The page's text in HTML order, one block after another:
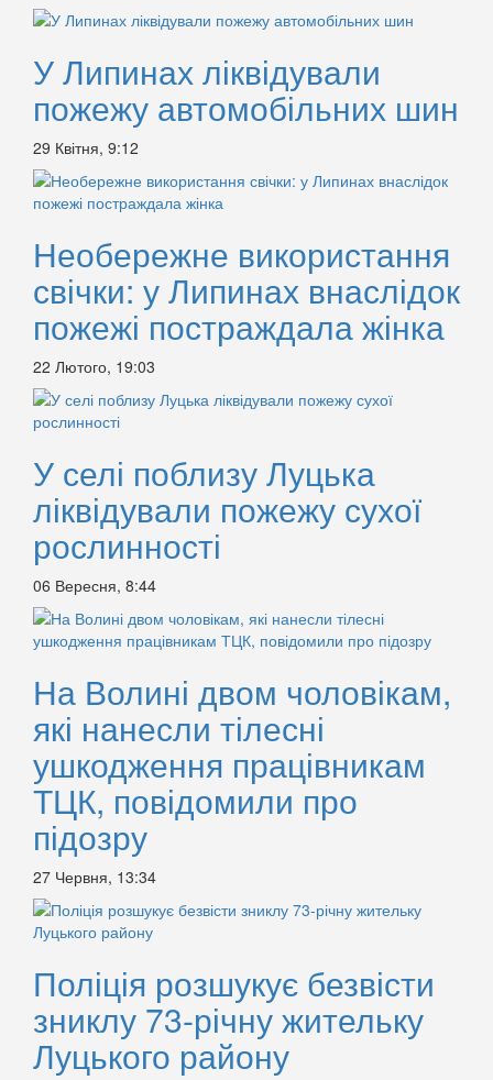
У Липинах ліквідували
пожежу автомобільних шин
29 Квітня, 9:12
Необережне використання
свічки: у Липинах внаслідок
пожежі постраждала жінка
22 Лютого, 19:03
У селі поблизу Луцька
ліквідували пожежу сухої
рослинності
06 Вересня, 8:44
На Волині двом чоловікам,
які нанесли тілесні
ушкодження працівникам
ТЦК, повідомили про
підозру
27 Червня, 13:34
Поліція розшукує безвісти
зниклу 73-річну жительку
Луцького району